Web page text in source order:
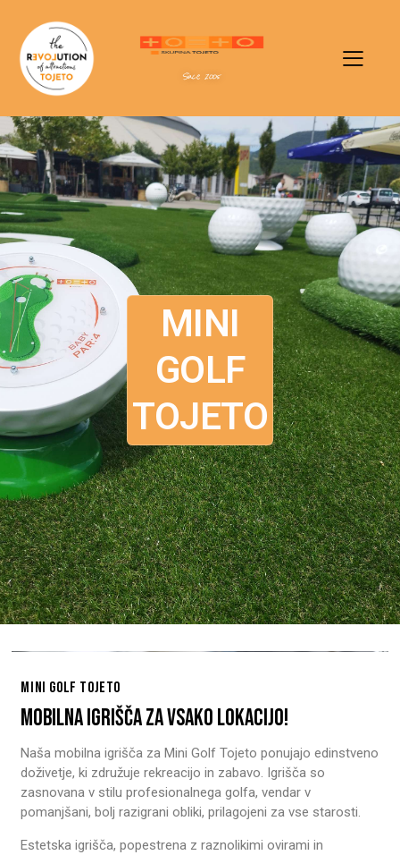
Since 2005
MINI
GOLF
TOJETO
MINI GOLF TOJETO
MOBILNA IGRIŠČA ZA VSAKO LOKACIJO!
Naša mobilna igrišča za Mini Golf Tojeto ponujajo edinstveno
doživetje, ki združuje rekreacijo in zabavo. Igrišča so
zasnovana v stilu profesionalnega golfa, vendar v
pomanjšani, bolj razigrani obliki, prilagojeni za vse starosti.
Estetska igrišča, popestrena z raznolikimi ovirami in